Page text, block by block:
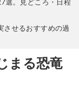
させるおすすめの過
まる恐竜